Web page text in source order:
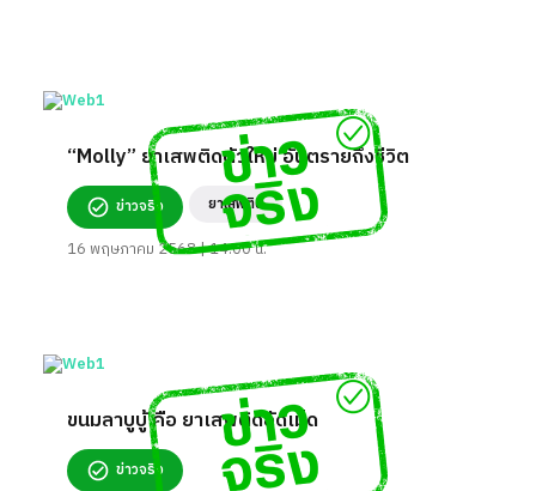
“Molly” ยาเสพติดตัวใหม่ อันตรายถึงชีวิต
ข่าวจริง ยาเสพติด
16 พฤษภาคม 2568 | 14:00 น.
ขนมลาบูบู้ คือ ยาเสพติดอัดเม็ด
ข่าวจริง